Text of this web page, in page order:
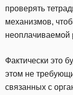
проверять
механизмов,
неоплачиваемой
Фактически это
этом не
связанных с